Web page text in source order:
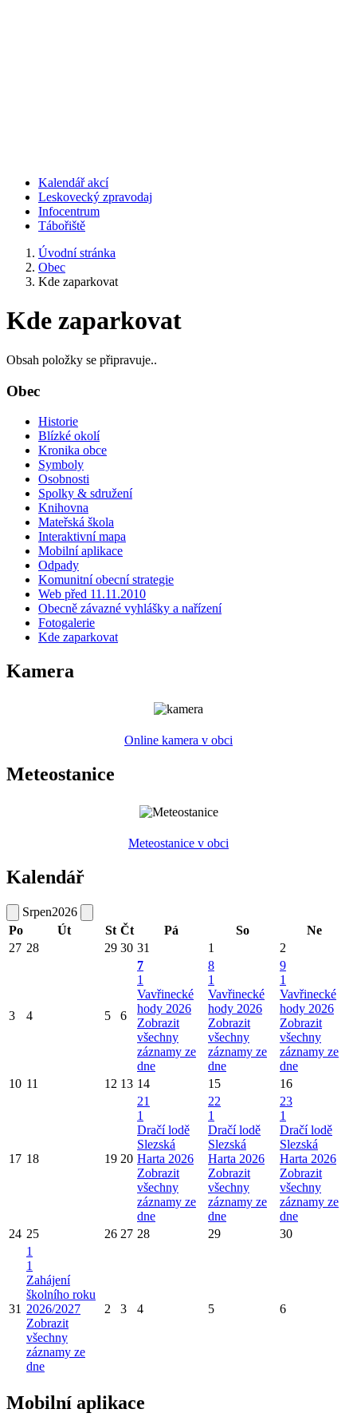
Kalendář akcí
Leskovecký zpravodaj
Infocentrum
Tábořiště
Úvodní stránka
Obec
Kde zaparkovat
Kde zaparkovat
Obsah položky se připravuje..
Obec
Historie
Blízké okolí
Kronika obce
Symboly
Osobnosti
Spolky & sdružení
Knihovna
Mateřská škola
Interaktivní mapa
Mobilní aplikace
Odpady
Komunitní obecní strategie
Web před 11.11.2010
Obecně závazné vyhlášky a nařízení
Fotogalerie
Kde zaparkovat
Kamera
Online kamera v obci
Meteostanice
Meteostanice v obci
Kalendář
Srpen2026
Po
Út St Čt Pá So
Ne
27 28 29 30 31 1 2
3 4 5 6
7
1
Vavřinecké
hody 2026
Zobrazit
všechny
záznamy ze
dne
8
1
Vavřinecké
hody 2026
Zobrazit
všechny
záznamy ze
dne
9
1
Vavřinecké
hody 2026
Zobrazit
všechny
záznamy ze
dne
10 11 12 13 14 15 16
17 18 19 20
21
1
Dračí lodě
Slezská
Harta 2026
Zobrazit
všechny
záznamy ze
dne
22
1
Dračí lodě
Slezská
Harta 2026
Zobrazit
všechny
záznamy ze
dne
23
1
Dračí lodě
Slezská
Harta 2026
Zobrazit
všechny
záznamy ze
dne
24 25 26 27 28 29 30
31
1
1
Zahájení
školního roku
2026/2027
Zobrazit
všechny
záznamy ze
dne
2 3 4 5 6
Mobilní aplikace